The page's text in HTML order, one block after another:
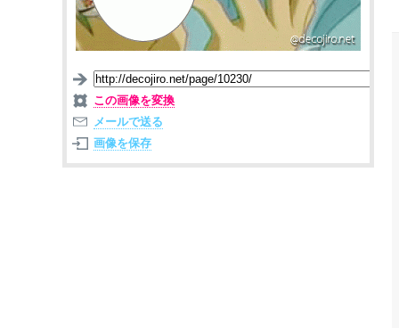
この画像を変換
メールで送る
画像を保存